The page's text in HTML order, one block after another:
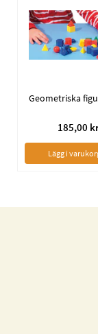
185,00
Lägg i